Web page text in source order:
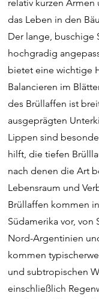
relativ kurzen
das Leben in den
Der lange, buschige
hochgradig
bietet eine wichtige
Balancieren im
des Brüllaffen ist
ausgeprägten
Lippen sind
hilft, die tiefen
nach denen die Art
Lebensraum und
Brüllaffen kommen
Südamerika vor, von
Nord-Argentinien
kommen
und subtropischen
einschließlich